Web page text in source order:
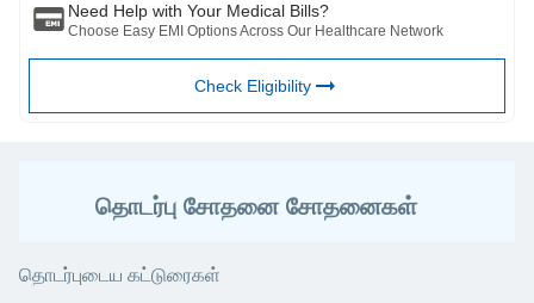
தகவலுக்கும் அல்லது மூன்றாம் தரப்பினரால் வழங்கப்படும் சேவைகள்
Need Help with Your Medical Bills?
Choose Easy EMI Options Across Our Healthcare Network
Check Eligibility
தொடர்பு சோதனை சோதனைகள்
தொடர்புடைய கட்டுரைகள்